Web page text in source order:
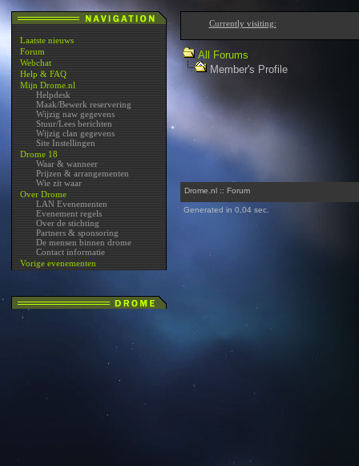
Laatste nieuws
Forum
Webchat
Help & FAQ
Mijn Drome.nl
Helpdesk
Maak/Bewerk reservering
Wijzig naw gegevens
Stuur/Lees berichten
Wijzig clan gegevens
Site Instellingen
Drome 18
Waar & wanneer
Prijzen & arrangementen
Wie zit waar
Over Drome
LAN Evenementen
Evenement regels
Over de stichting
Partners & sponsoring
De mensen binnen drome
Contact informatie
Vorige evenementen
Currently visiting:
All Forums
Member's Profile
Drome.nl :: Forum
Generated in 0,04 sec.